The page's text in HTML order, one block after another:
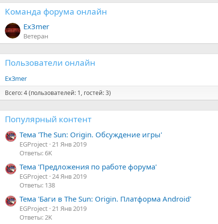
Команда форума онлайн
Ex3mer
Ветеран
Пользователи онлайн
Ex3mer
Всего: 4 (пользователей: 1, гостей: 3)
Популярный контент
Тема 'The Sun: Origin. Обсуждение игры'
EGProject 21 Янв 2019
Ответы: 6K
Тема 'Предложения по работе форума'
EGProject 24 Янв 2019
Ответы: 138
Тема 'Баги в The Sun: Origin. Платформа Android'
EGProject 21 Янв 2019
Ответы: 2K